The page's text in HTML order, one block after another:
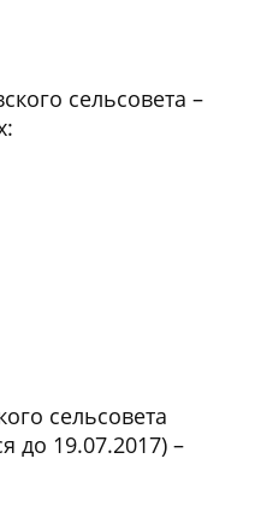
сельсовета –
сельсовета
до 19.07.2017) –